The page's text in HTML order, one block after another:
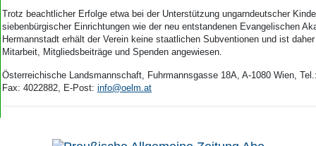
Trotz beachtlicher Erfolge etwa bei der Unterstützung ungarndeutscher
siebenbürgischer Einrichtungen wie der neu entstandenen Evangelischen
Hermannstadt erhält der Verein keine staatlichen Subventionen und ist
Mitarbeit, Mitgliedsbeiträge und Spenden angewiesen.
Österreichische Landsmannschaft, Fuhrmannsgasse 18A, A-1080 Wien,
Fax: 4022882, E-Post: info@oelm.at